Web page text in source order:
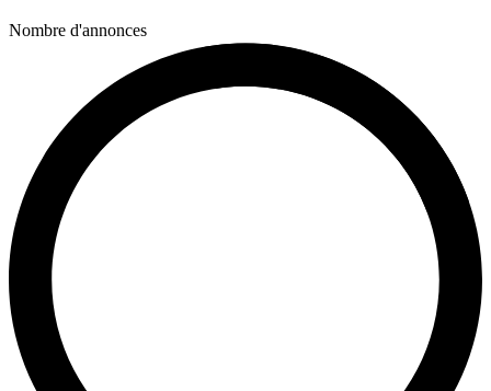
Nombre d'annonces